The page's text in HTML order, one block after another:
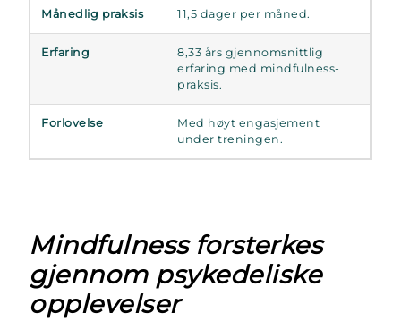
Månedlig praksis 11,5 dager per måned.
Erfaring
8,33 års gjennomsnittlig
erfaring med mindfulness-
praksis.
Forlovelse
Med høyt engasjement
under treningen.
Mindfulness forsterkes
gjennom psykedeliske
opplevelser